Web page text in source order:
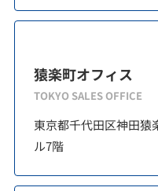
猿楽町オフィス
TOKYO SALES OFFICE
東京都千代田区神田猿
ル7階